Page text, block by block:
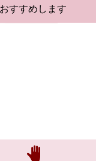
すすめします